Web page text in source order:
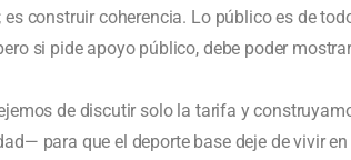
es construir coherencia. Lo público es de
si pide apoyo público, debe poder
de discutir solo la tarifa y
para que el deporte base deje de vivir en